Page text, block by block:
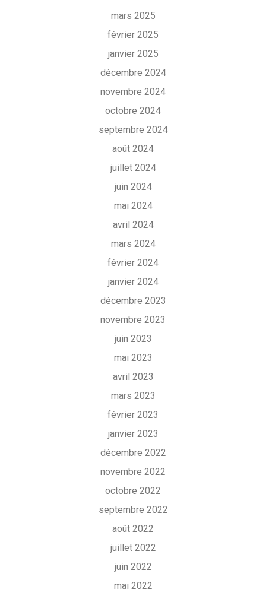
mars 2025
février 2025
janvier 2025
décembre 2024
novembre 2024
octobre 2024
septembre 2024
août 2024
juillet 2024
juin 2024
mai 2024
avril 2024
mars 2024
février 2024
janvier 2024
décembre 2023
novembre 2023
juin 2023
mai 2023
avril 2023
mars 2023
février 2023
janvier 2023
décembre 2022
novembre 2022
octobre 2022
septembre 2022
août 2022
juillet 2022
juin 2022
mai 2022